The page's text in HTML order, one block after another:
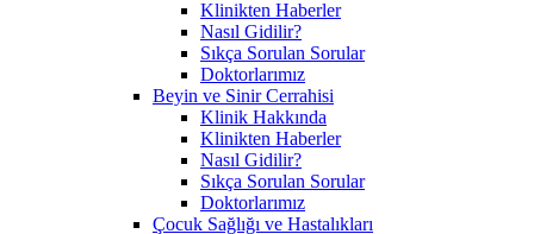
Klinikten Haberler
Nasıl Gidilir?
Sıkça Sorulan Sorular
Doktorlarımız
Beyin ve Sinir Cerrahisi
Klinik Hakkında
Klinikten Haberler
Nasıl Gidilir?
Sıkça Sorulan Sorular
Doktorlarımız
Çocuk Sağlığı ve Hastalıkları